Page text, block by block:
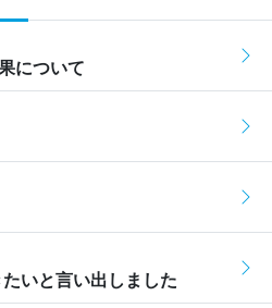
について
いと言い出しました